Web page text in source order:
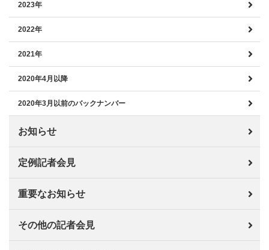
2023年
2022年
2021年
2020年4月以降
2020年3月以前のバックナンバー
お知らせ
定例記者会見
重要なお知らせ
その他の記者会見